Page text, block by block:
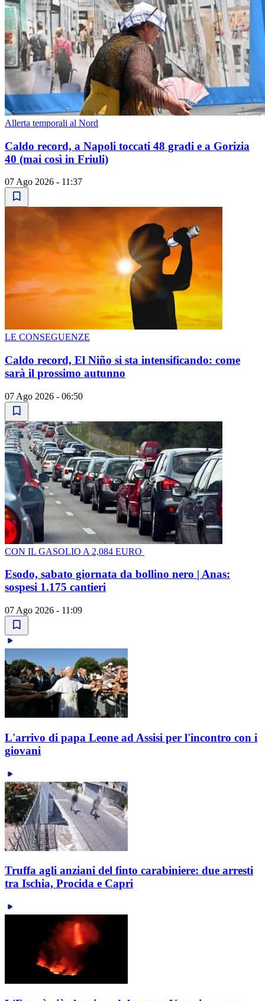
Allerta temporali al Nord
Caldo record, a Napoli toccati 48 gradi e a Gorizia
40 (mai così in Friuli)
07 Ago 2026 - 11:37
LE CONSEGUENZE
Caldo record, El Niño si sta intensificando: come
sarà il prossimo autunno
07 Ago 2026 - 06:50
CON IL GASOLIO A 2,084 EURO
Esodo, sabato giornata da bollino nero | Anas:
sospesi 1.175 cantieri
07 Ago 2026 - 11:09
L'arrivo di papa Leone ad Assisi per l'incontro con i
giovani
Truffa agli anziani del finto carabiniere: due arresti
tra Ischia, Procida e Capri